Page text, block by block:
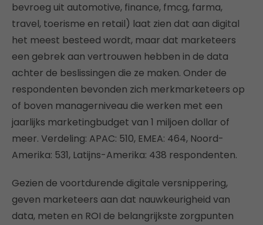
bevroeg uit automotive, finance, fmcg, farma,
travel, toerisme en retail) laat zien dat aan digital
het meest besteed wordt, maar dat marketeers
een gebrek aan vertrouwen hebben in de data
achter de beslissingen die ze maken. Onder de
respondenten bevonden zich merkmarketeers op
of boven managerniveau die werken met een
jaarlijks marketingbudget van 1 miljoen dollar of
meer. Verdeling: APAC: 510, EMEA: 464, Noord-
Amerika: 531, Latijns-Amerika: 438 respondenten.
Gezien de voortdurende digitale versnippering,
geven marketeers aan dat nauwkeurigheid van
data, meten en ROI de belangrijkste zorgpunten